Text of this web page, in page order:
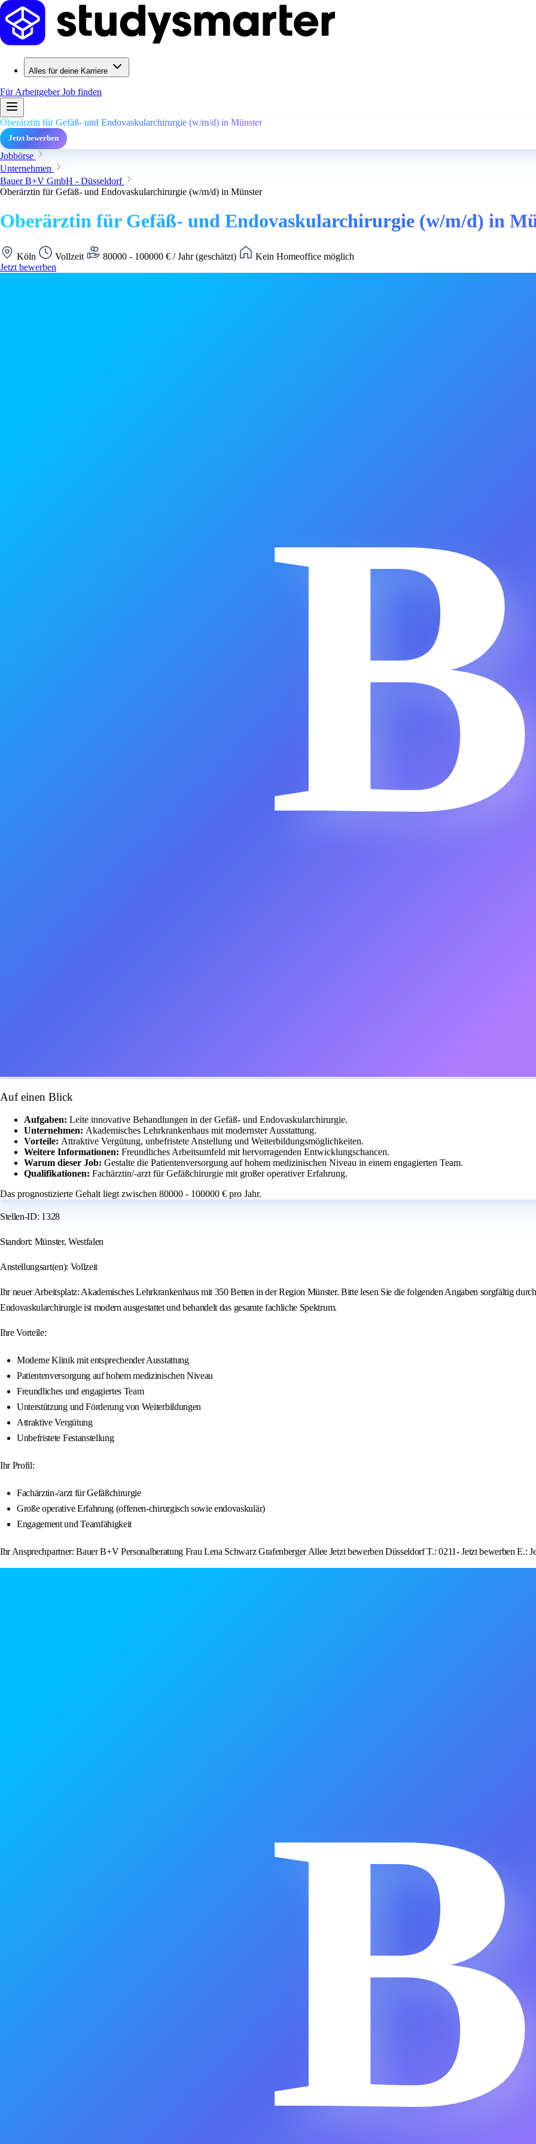
Alles für deine Karriere
Für ArbeitgeberJob finden
Oberärztin für Gefäß- und Endovaskularchirurgie (w/m/d) in Münster
Jetzt bewerben
Jobbörse
Unternehmen
Bauer B+V GmbH - Düsseldorf
Oberärztin für Gefäß- und Endovaskularchirurgie (w/m/d) in Münster
Oberärztin für Gefäß- und Endovaskularchirurgie (w/m/d) in
Köln Vollzeit 80000 - 100000 € / Jahr (geschätzt)
Kein Homeoffice möglich
Jetzt bewerben
B
Auf einen Blick
Aufgaben: Leite innovative Behandlungen in der Gefäß- und Endovaskularchirurgie.
Unternehmen: Akademisches Lehrkrankenhaus mit modernster Ausstattung.
Vorteile: Attraktive Vergütung, unbefristete Anstellung und Weiterbildungsmöglichkeiten.
Weitere Informationen: Freundliches Arbeitsumfeld mit hervorragenden Entwicklungschancen.
Warum dieser Job: Gestalte die Patientenversorgung auf hohem medizinischen Niveau in einem engagierten Team.
Qualifikationen: Fachärztin/-arzt für Gefäßchirurgie mit großer operativer Erfahrung.
Das prognostizierte Gehalt liegt zwischen 80000 - 100000 € pro Jahr.
Stellen-ID: 1328
Standort: Münster, Westfalen
Anstellungsart(en): Vollzeit
Ihr neuer Arbeitsplatz: Akademisches Lehrkrankenhaus mit 350 Betten in der Region Münster. Bitte lesen Sie die folgenden Angaben sorgfältig
Endovaskularchirurgie ist modern ausgestattet und behandelt das gesamte fachliche Spektrum.
Ihre Vorteile:
Moderne Klinik mit entsprechender Ausstattung
Patientenversorgung auf hohem medizinischen Niveau
Freundliches und engagiertes Team
Unterstützung und Förderung von Weiterbildungen
Attraktive Vergütung
Unbefristete Festanstellung
Ihr Profil:
Fachärztin-/arzt für Gefäßchirurgie
Große operative Erfahrung (offenen-chirurgisch sowie endovaskulär)
Engagement und Teamfähigkeit
Ihr Ansprechpartner: Bauer B+V Personalberatung Frau Lena Schwarz Grafenberger Allee Jetzt bewerben Düsseldorf T.: 0211- Jetzt bewerben E.:
B